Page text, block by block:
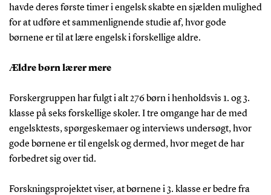
havde deres første timer i engelsk skabte en sjælden mulighed
for at udføre et sammenlignende studie af, hvor gode
børnene er til at lære engelsk i forskellige aldre.
Ældre børn lærer mere
Forskergruppen har fulgt i alt 276 børn i henholdsvis 1. og 3.
klasse på seks forskellige skoler. I tre omgange har de med
engelsktests, spørgeskemaer og interviews undersøgt, hvor
gode børnene er til engelsk og dermed, hvor meget de har
forbedret sig over tid.
Forskningsprojektet viser, at børnene i 3. klasse er bedre fra